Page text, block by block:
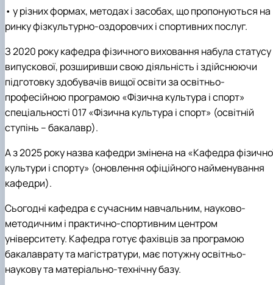
• у різних формах, методах і засобах, що пропонуються на
ринку фізкультурно-оздоровчих і спортивних послуг.
З 2020 року кафедра фізичного виховання набула статусу
випускової, розширивши свою діяльність і здійснюючи
підготовку здобувачів вищої освіти за освітньо-
професійною програмою «Фізична культура і спорт»
спеціальності 017 «Фізична культура і спорт» (освітній
ступінь – бакалавр).
А з 2025 року назва кафедри змінена на «Кафедра
культури і спорту» (оновлення офіційного найменування
кафедри).
Сьогодні кафедра є сучасним навчальним, науково-
методичним і практично-спортивним центром
університету. Кафедра готує фахівців за програмою
бакалаврату та магістратури, має потужну освітньо-
наукову та матеріально-технічну базу.